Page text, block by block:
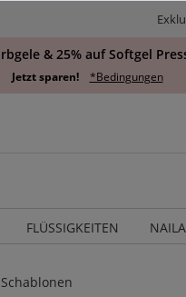
& 25% auf Softgel
Jetzt sparen! *Bedingungen
FLÜSSIGKEITEN
Schablonen